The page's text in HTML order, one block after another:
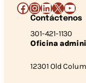
Facebook
Instagram
LinkedIn
X
Contáctenos
301-421-1130
Oficina
12301 Old